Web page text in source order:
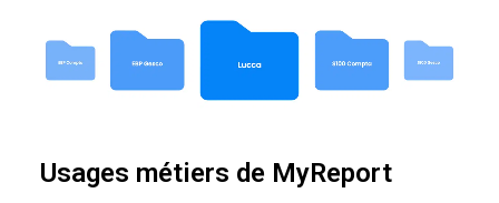
Usages métiers de MyReport